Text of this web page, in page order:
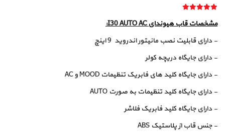
مشخصات قاب هیوندای I30 AUTO AC:
- دارای قابلیت نصب مانیتور اندروید 9 اینچ
- دارای جایگاه دریچه کولر
- دارای جایگاه کلید های فابریک تنظیمات MOOD و AC
- دارای جایگاه کلید تنظیمات به صورت AUTO
- دارای جایگاه کلید فابریک فلاشر
- جنس قاب از پلاستیک ABS